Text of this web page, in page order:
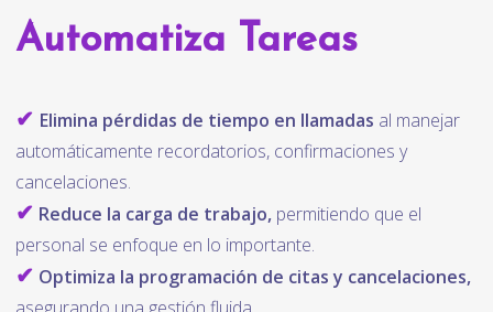
Automatiza Tareas
✔ Elimina pérdidas de tiempo en llamadas al manejar
automáticamente recordatorios, confirmaciones y
cancelaciones.
✔ Reduce la carga de trabajo, permitiendo que el
personal se enfoque en lo importante.
✔ Optimiza la programación de citas y cancelaciones,